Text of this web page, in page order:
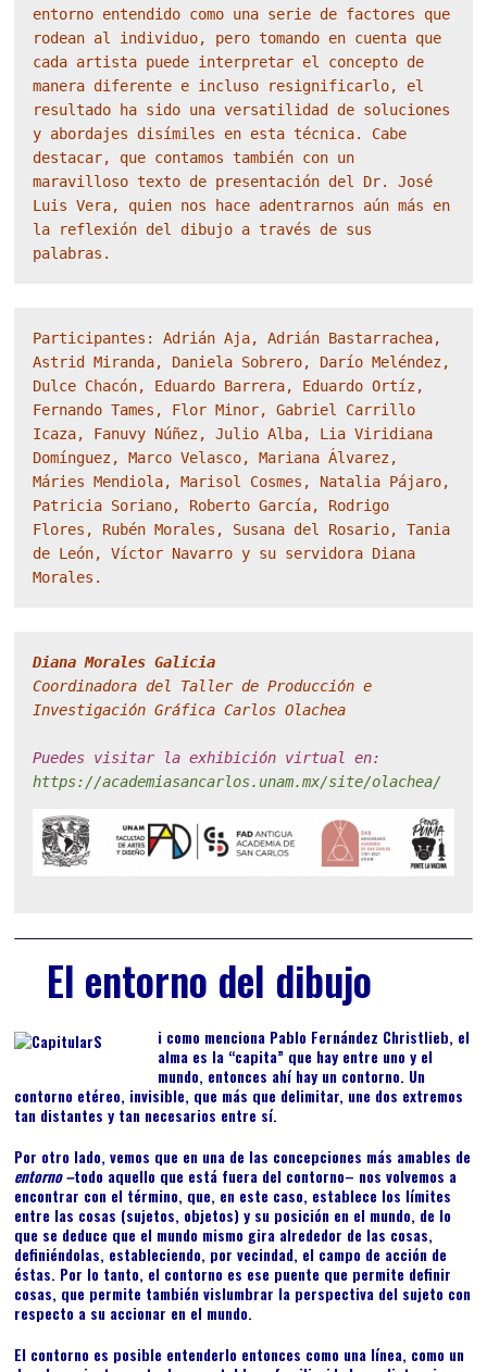
entorno entendido como una serie de factores que
rodean al individuo, pero tomando en cuenta que
cada artista puede interpretar el concepto de
manera diferente e incluso resignificarlo, el
resultado ha sido una versatilidad de soluciones
y abordajes disímiles en esta técnica. Cabe
destacar, que contamos también con un
maravilloso texto de presentación del Dr. José
Luis Vera, quien nos hace adentrarnos aún más en
la reflexión del dibujo a través de sus
palabras.
Participantes: Adrián Aja, Adrián Bastarrachea,
Astrid Miranda, Daniela Sobrero, Darío Meléndez,
Dulce Chacón, Eduardo Barrera, Eduardo Ortíz,
Fernando Tames, Flor Minor, Gabriel Carrillo
Icaza, Fanuvy Núñez, Julio Alba, Lia Viridiana
Domínguez, Marco Velasco, Mariana Álvarez,
Máries Mendiola, Marisol Cosmes, Natalia Pájaro,
Patricia Soriano, Roberto García, Rodrigo
Flores, Rubén Morales, Susana del Rosario, Tania
de León, Víctor Navarro y su servidora Diana
Morales.
Coordinadora del Taller de Producción e
Investigación Gráfica Carlos Olachea
Puedes visitar la exhibición virtual en:
https://academiasancarlos.unam.mx/site/olachea/
El entorno del dibujo
i como menciona Pablo Fernández Christlieb, el
alma es la “capita” que hay entre uno y el
mundo, entonces ahí hay un contorno. Un
contorno etéreo, invisible, que más que delimitar, une dos extremos
tan distantes y tan necesarios entre sí.
Por otro lado, vemos que en una de las concepciones más amables de
entorno –todo aquello que está fuera del contorno– nos volvemos a
encontrar con el término, que, en este caso, establece los límites
entre las cosas (sujetos, objetos) y su posición en el mundo, de lo
que se deduce que el mundo mismo gira alrededor de las cosas,
definiéndolas, estableciendo, por vecindad, el campo de acción de
éstas. Por lo tanto, el contorno es ese puente que permite definir
cosas, que permite también vislumbrar la perspectiva del sujeto con
respecto a su accionar en el mundo.
El contorno es posible entenderlo entonces como una línea, como un